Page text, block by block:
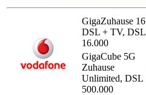
GigaZuhause 16
DSL + TV, DSL
16.000
GigaCube 5G
Zuhause
Unlimited, DSL
500.000